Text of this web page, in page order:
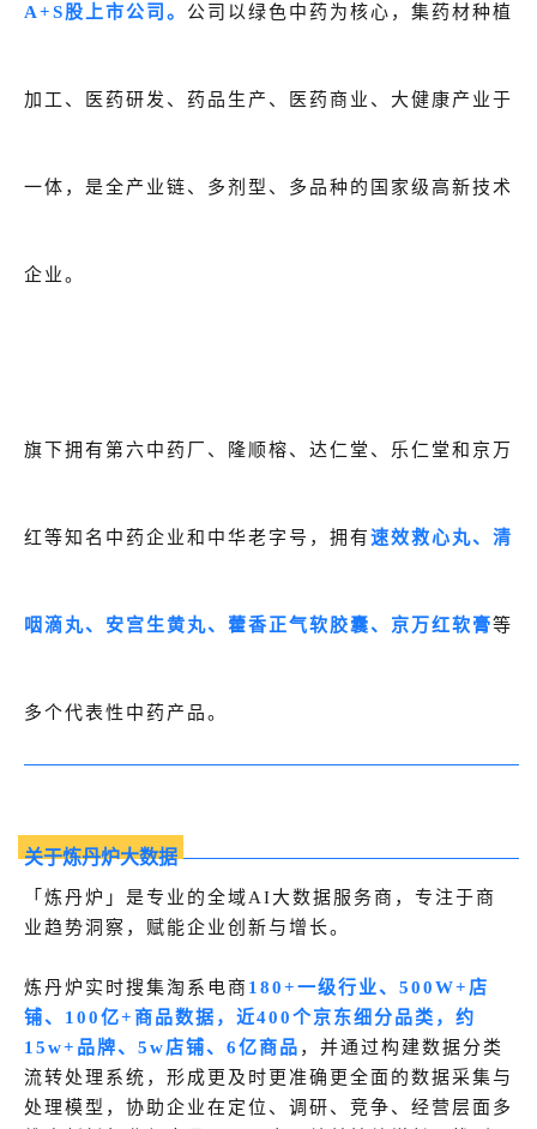
A+S股上市公司。 公司以绿色中药为核心，集药材种植
加工、医药研发、药品生产、医药商业、大健康产业于
一体，是全产业链、多剂型、多品种的国家级高新技术
企业。
旗下拥有第六中药厂、隆顺榕、达仁堂、乐仁堂和京万
红等知名中药企业和中华老字号，拥有速效救心丸、清
咽滴丸、安宫生黄丸、藿香正气软胶囊、京万红软膏等
多个代表性中药产品。
关于炼丹炉大数据
「炼丹炉」是专业的全域AI大数据服务商，专注于商
业趋势洞察，赋能企业创新与增长。
炼丹炉实时搜集淘系电商 180+一级行业、500W+店
铺、100亿+商品数据，近400个京东细分品类，约
15w+品牌、5w店铺、6亿商品 ，并通过构建数据分类
流转处理系统，形成更及时更准确更全面的数据采集与
处理模型，协助企业在定位、调研、竞争、经营层面多